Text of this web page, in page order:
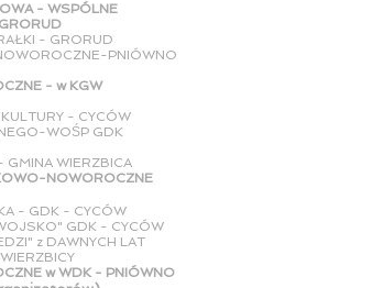
- WSPÓLNE
- GRORUD
PNIÓWNO
- w KGW
KULTURY - CYCÓW
WOŚP GDK
WIERZBICA
NOWOROCZNE
- GDK - CYCÓW
GDK - CYCÓW
z DAWNYCH LAT
w WDK - PNIÓWNO